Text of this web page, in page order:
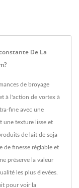
De La
de broyage
à l'action de vortex à
fine avec une
une texture lisse et
de lait de soja
de finesse réglable et
préserve la valeur
les plus élevées.
pour voir la